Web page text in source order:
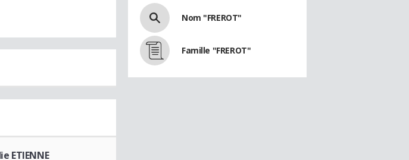
ETIENNE
Nom "FREROT"
Famille "FREROT"